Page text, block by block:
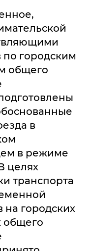
по городским
общего
в
в режиме
целях
транспорта
на городских
общего